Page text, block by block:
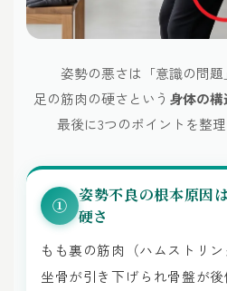
姿勢の悪さは「意識の問題
足の筋肉の硬さという 身体の
最後に3つのポイントを整
①
姿勢不良の根本原因
硬さ
もも裏の筋肉（ハムストリン
坐骨が引き下げられ骨盤が